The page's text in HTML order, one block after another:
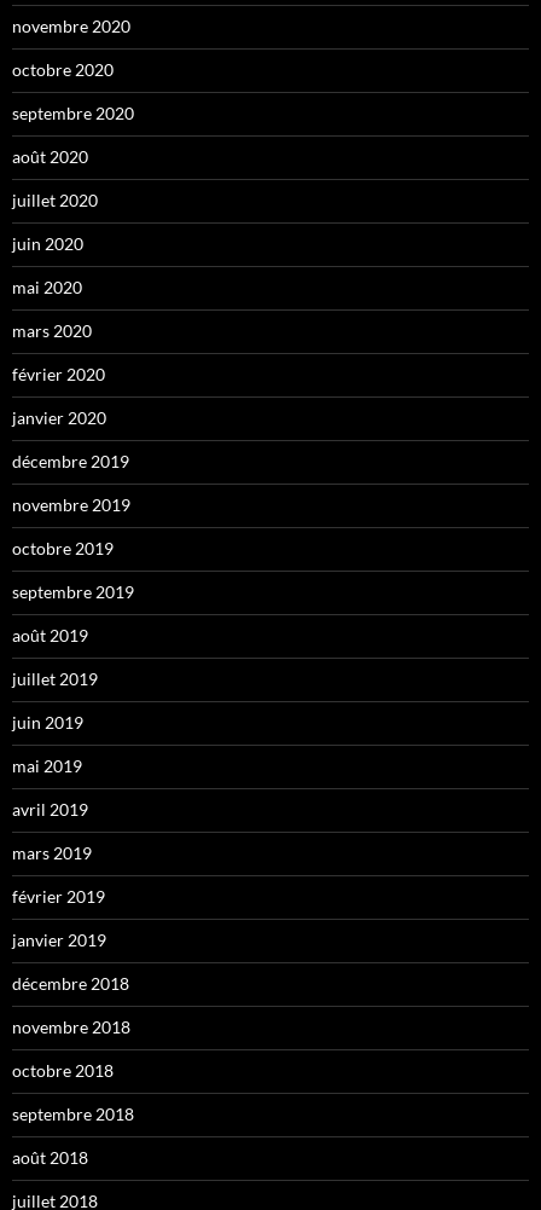
novembre 2020
octobre 2020
septembre 2020
août 2020
juillet 2020
juin 2020
mai 2020
mars 2020
février 2020
janvier 2020
décembre 2019
novembre 2019
octobre 2019
septembre 2019
août 2019
juillet 2019
juin 2019
mai 2019
avril 2019
mars 2019
février 2019
janvier 2019
décembre 2018
novembre 2018
octobre 2018
septembre 2018
août 2018
juillet 2018